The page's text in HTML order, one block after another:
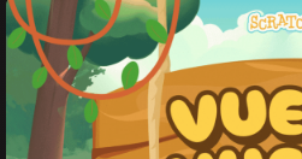
Scratch Jr Makecode